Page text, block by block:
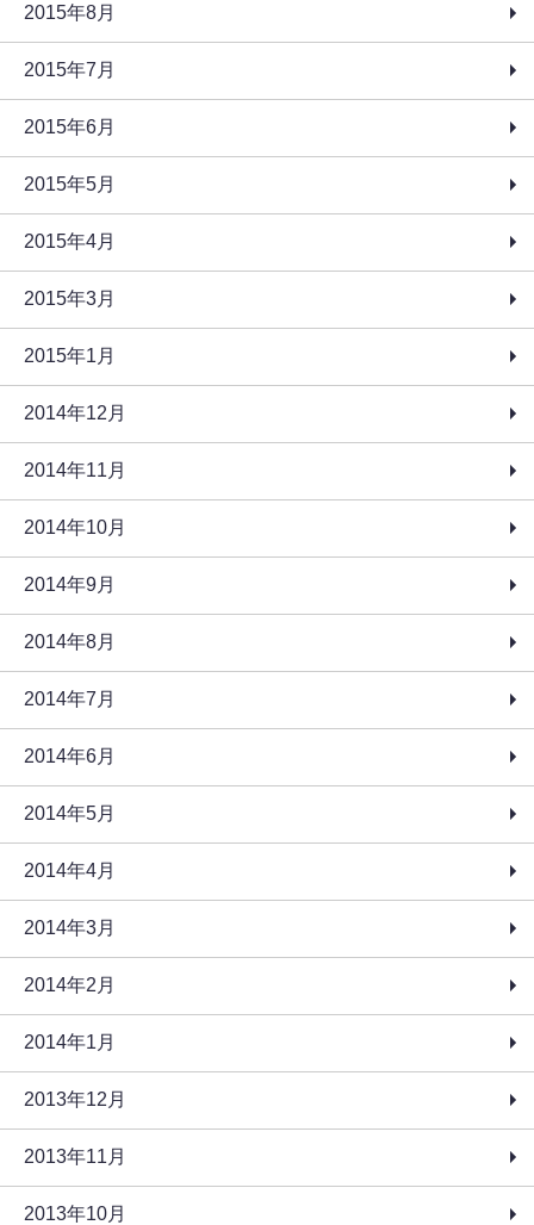
2015年8月
2015年7月
2015年6月
2015年5月
2015年4月
2015年3月
2015年1月
2014年12月
2014年11月
2014年10月
2014年9月
2014年8月
2014年7月
2014年6月
2014年5月
2014年4月
2014年3月
2014年2月
2014年1月
2013年12月
2013年11月
2013年10月